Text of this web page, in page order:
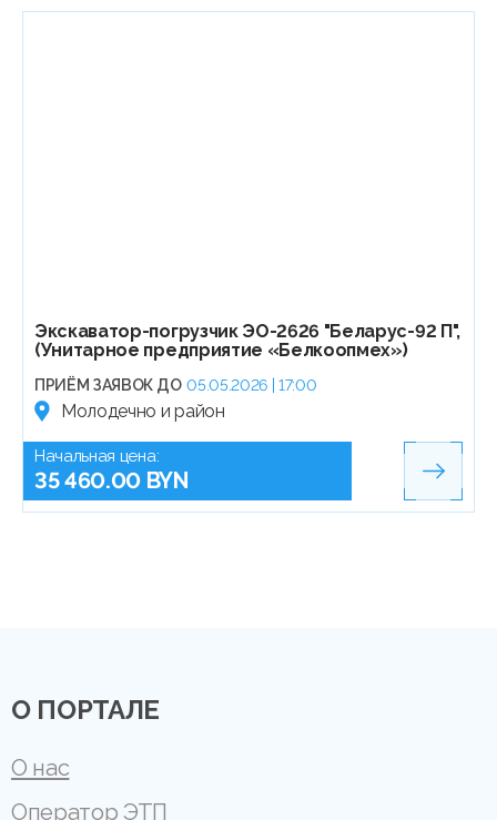
Экскаватор-погрузчик ЭО-2626 "Беларус-92 П",
(Унитарное предприятие «Белкоопмех»)
ПРИЁМ ЗАЯВОК ДО 05.05.2026 | 17:00
Молодечно и район
Начальная цена:
35 460.00 BYN
О ПОРТАЛЕ
О нас
Оператор ЭТП